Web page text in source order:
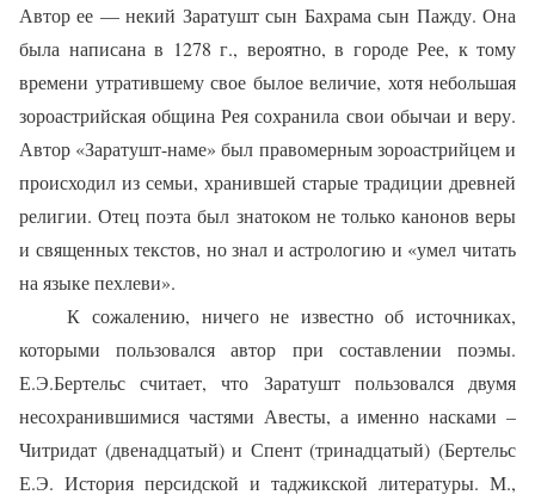
Автор ее — некий Заратушт сын Бахрама сын Пажду. Она
была написана в 1278 г., вероятно, в городе Рее, к тому
времени утратившему свое былое величие, хотя небольшая
зороастрийская община Рея сохранила свои обычаи и веру.
Автор «Заратушт-наме» был правомерным зороастрийцем и
происходил из семьи, хранившей старые традиции древней
религии. Отец поэта был знатоком не только канонов веры
и священных текстов, но знал и астрологию и «умел читать
на языке пехлеви».
К сожалению, ничего не известно об источниках,
которыми пользовался автор при составлении поэмы.
Е.Э.Бертельс считает, что Заратушт пользовался двумя
несохранившимися частями Авесты, а именно насками –
Читридат (двенадцатый) и Спент (тринадцатый) (Бертельс
Е.Э. История персидской и таджикской литературы. М.,